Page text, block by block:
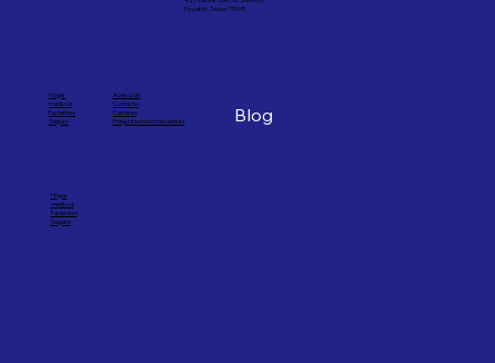
Houston, Texas 77008
Hogar
medicos
Pacientes
Seguro
Acerca de
Contacto
Carreras
Preguntas más frecuentes
Blog
Hogar
medicos
Pacientes
Seguro